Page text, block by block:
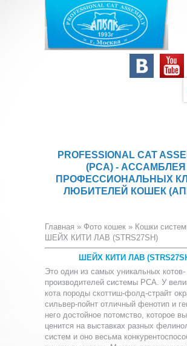
PROFESSIONAL CAT
(PCA) - АССАМБЛЕЯ
ПРОФЕССИОНАЛЬНЫХ
ЛЮБИТЕЛЕЙ КОШЕК
Главная » Фото кошек » Кошки
ШЕЙХ КИТИ ЛАВ (STRS27SH)
ШЕЙХ КИТИ ЛАВ
Это один из самых уникальных котов-
производителей системы РСА. У
кота породы скоттиш-фолд-страйт
сильвер-пойнт отличный фенотип и
него достойное потомство, которое
ценится на выставках разных
систем и оно весьма